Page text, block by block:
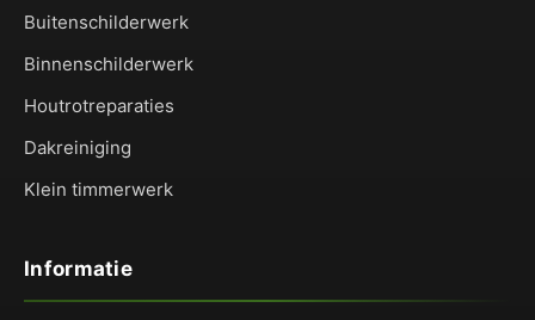
Buitenschilderwerk
Binnenschilderwerk
Houtrotreparaties
Dakreiniging
Klein timmerwerk
Informatie